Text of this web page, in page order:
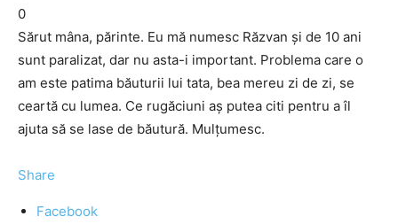
0
Sărut mâna, părinte. Eu mă numesc Răzvan şi de 10 ani
sunt paralizat, dar nu asta-i important. Problema care o
am este patima băuturii lui tata, bea mereu zi de zi, se
ceartă cu lumea. Ce rugăciuni aş putea citi pentru a îl
ajuta să se lase de băutură. Mulţumesc.
Share
Facebook